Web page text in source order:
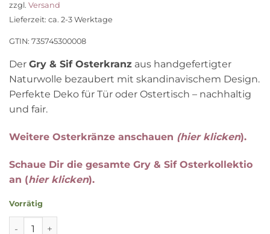
zzgl. Versand
Lieferzeit: ca. 2-3 Werktage
GTIN: 735745300008
Der Gry & Sif Osterkranz aus handgefertigter
Naturwolle bezaubert mit skandinavischem Design.
Perfekte Deko für Tür oder Ostertisch – nachhaltig
und fair.
Weitere Osterkränze anschauen (hier klicken).
Schaue Dir die gesamte Gry & Sif Osterkollektio
an (hier klicken).
Vorrätig
Gry & Sif Osterkranz „Anemone / Windröschen / blau“